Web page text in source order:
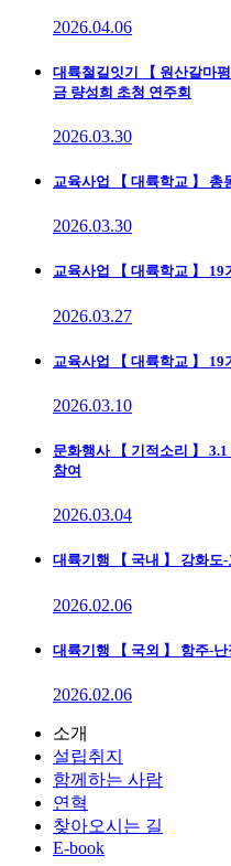
2026.04.06
대륙철길잇기
【 원산갈마
금 량성희 초청 연주회
2026.03.30
교육사업 【 대륙학교 】 총
2026.03.30
교육사업 【 대륙학교 】
2026.03.27
교육사업 【 대륙학교 】
2026.03.10
문화행사【 기적소리 】
참여
2026.03.04
대륙기행 【 국내 】 강화도
2026.02.06
대륙기행 【 국외 】 항주-
2026.02.06
소개
설립취지
함께하는 사람
연혁
찾아오시는 길
E-book